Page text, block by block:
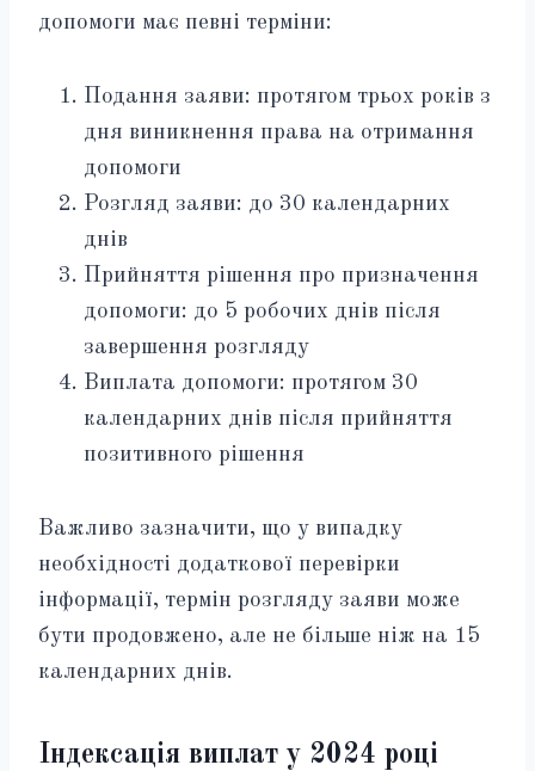
допомоги має певні терміни:
Подання заяви: протягом трьох років з
дня виникнення права на отримання
допомоги
Розгляд заяви: до 30 календарних
днів
Прийняття рішення про призначення
допомоги: до 5 робочих днів після
завершення розгляду
Виплата допомоги: протягом 30
календарних днів після прийняття
позитивного рішення
Важливо зазначити, що у випадку
необхідності додаткової перевірки
інформації, термін розгляду заяви може
бути продовжено, але не більше ніж на 15
календарних днів.
Індексація виплат у 2024 році